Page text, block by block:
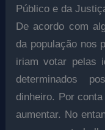
Público e da
De acordo com
da população nos
iriam votar pelas
determinados
dinheiro. Por
aumentar. No